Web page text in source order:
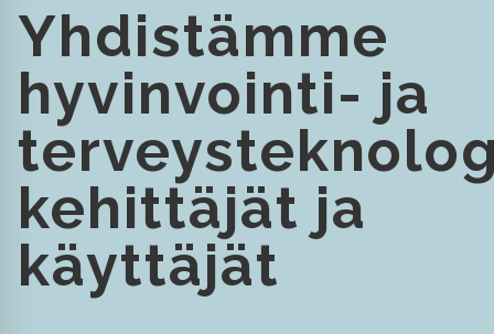
Yhdistämme
hyvinvointi- ja
kehittäjät ja
käyttäjät